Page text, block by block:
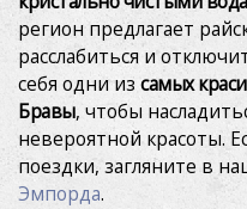
регион предлагает
расслабиться и
себя одни из самых
Бравы, чтобы
невероятной красоты.
поездки, загляните в
Эмпорда.